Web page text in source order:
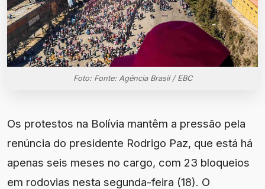
Foto: Fonte: Agência Brasil / EBC
Os protestos na Bolívia mantêm a pressão pela
renúncia do presidente Rodrigo Paz, que está há
apenas seis meses no cargo, com 23 bloqueios
em rodovias nesta segunda-feira (18). O